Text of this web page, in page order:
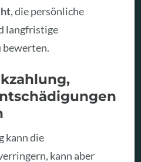
, die persönliche
langfristige
kann die
kann aber